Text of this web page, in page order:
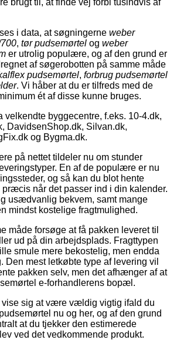
i data, at søgningerne weber
, tør pudsemørtel og weber
er utrolig populære, og af den grund er
af søgerobotten på samme måde
pudsemørtel, forbrug pudsemørtel
. Vi håber at du er tilfreds med de
ét af disse kunne bruges.
velkendte byggecentre, f.eks. 10-4.dk,
DavidsenShop.dk, Silvan.dk,
og Bygma.dk.
på nettet tildeler nu om stunder
En af de populære er nu
og så kan du blot hente
når det passer ind i din kalender.
usædvanlig bekvem, samt mange
mindst kostelige fragtmulighed.
måde forsøge at få pakken leveret til
ud på din arbejdsplads. Fragttypen
smule mere bekostelig, men endda
Den mest letkøbte type af levering vil
pakken selv, men det afhænger af at
e-forhandlerens bopæl.
vise sig at være vældig vigtig ifald du
nu og her, og af den grund
at du tjekker den estimerede
ved det vedkommende produkt.